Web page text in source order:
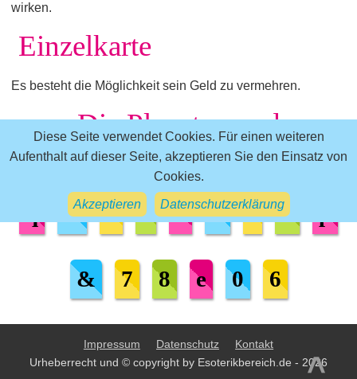
Diese Seite verwendet Cookies. Für einen weiteren
Aufenthalt auf dieser Seite, akzeptieren Sie den Einsatz von
Cookies.
Akzeptieren Datenschutzerklärung
wirken.
Einzelkarte
Es besteht die Möglichkeit sein Geld zu vermehren.
Die Planeten und
sensitiven Punkte
w r t z u i o
& 7 8 e 0 6
Impressum Datenschutz
Kontakt
Urheberrecht und © copyright by Esoterikbereich.de - 2026
>